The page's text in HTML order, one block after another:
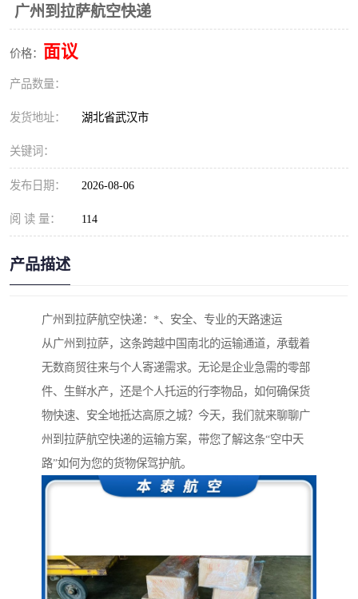
广州到拉萨航空快递
价格： 面议
产品数量：
发货地址： 湖北省武汉市
关键词：
发布日期： 2026-08-06
阅 读 量： 114
产品描述
广州到拉萨航空快递：*、安全、专业的天路速运
从广州到拉萨，这条跨越中国南北的运输通道，承载着
无数商贸往来与个人寄递需求。无论是企业急需的零部
件、生鲜水产，还是个人托运的行李物品，如何确保货
物快速、安全地抵达高原之城？今天，我们就来聊聊广
州到拉萨航空快递的运输方案，带您了解这条“空中天
路”如何为您的货物保驾护航。